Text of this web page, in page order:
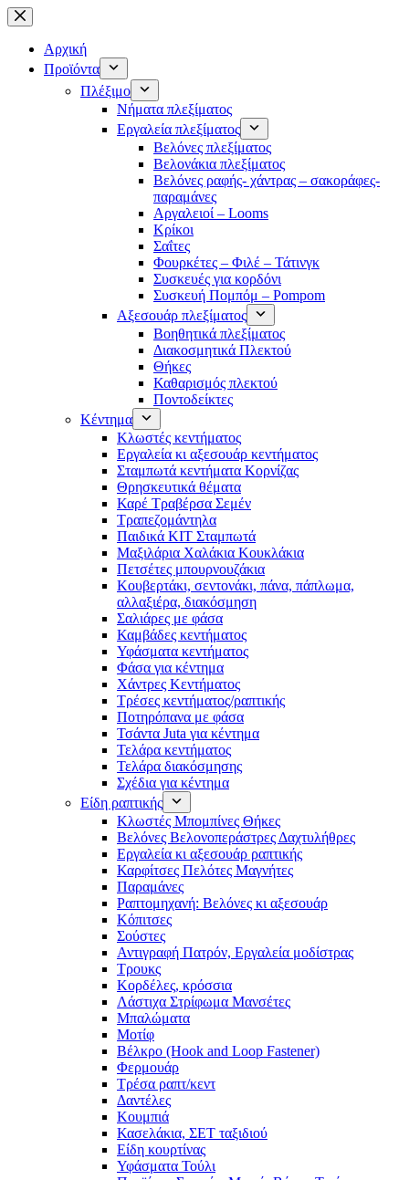
Μετάβαση
στο
περιεχόμενο
Αρχική
Προϊόντα
Πλέξιμο
Νήματα πλεξίματος
Εργαλεία πλεξίματος
Βελόνες πλεξίματος
Βελονάκια πλεξίματος
Βελόνες ραφής- χάντρας – σακοράφες-
παραμάνες
Αργαλειοί – Looms
Κρίκοι
Σαΐτες
Φουρκέτες – Φιλέ – Τάτινγκ
Συσκευές για κορδόνι
Συσκευή Πομπόμ – Pompom
Αξεσουάρ πλεξίματος
Βοηθητικά πλεξίματος
Διακοσμητικά Πλεκτού
Θήκες
Καθαρισμός πλεκτού
Ποντοδείκτες
Κέντημα
Κλωστές κεντήματος
Eργαλεία κι αξεσουάρ κεντήματος
Σταμπωτά κεντήματα Κορνίζας
Θρησκευτικά θέματα
Καρέ Τραβέρσα Σεμέν
Τραπεζομάντηλα
Παιδικά KIT Σταμπωτά
Μαξιλάρια Χαλάκια Κουκλάκια
Πετσέτες μπουρνουζάκια
Κουβερτάκι, σεντονάκι, πάνα, πάπλωμα,
αλλαξιέρα, διακόσμηση
Σαλιάρες με φάσα
Καμβάδες κεντήματος
Υφάσματα κεντήματος
Φάσα για κέντημα
Χάντρες Κεντήματος
Τρέσες κεντήματος/ραπτικής
Ποτηρόπανα με φάσα
Τσάντα Juta για κέντημα
Τελάρα κεντήματος
Τελάρα διακόσμησης
Σχέδια για κέντημα
Είδη ραπτικής
Κλωστές Μπομπίνες Θήκες
Βελόνες Βελονοπεράστρες Δαχτυλήθρες
Εργαλεία κι αξεσουάρ ραπτικής
Καρφίτσες Πελότες Μαγνήτες
Παραμάνες
Ραπτομηχανή: Βελόνες κι αξεσουάρ
Κόπιτσες
Σούστες
Αντιγραφή Πατρόν, Εργαλεία μοδίστρας
Τρουκς
Κορδέλες, κρόσσια
Λάστιχα Στρίφωμα Μανσέτες
Μπαλώματα
Mοτίφ
Βέλκρο (Hook and Loop Fastener)
Φερμουάρ
Τρέσα ραπτ/κεντ
Δαντέλες
Κουμπιά
Κασελάκια, ΣΕΤ ταξιδιού
Είδη κουρτίνας
Υφάσματα Τούλι